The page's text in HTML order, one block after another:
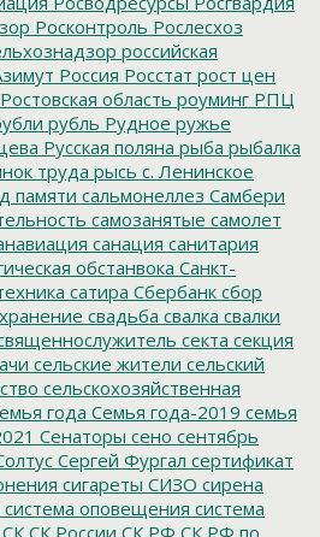
Росконтроль Рослесхоз
российская
Россия Росстат рост цен
Ростовская область роуминг РПЦ
рубль Рудное ружье
Русская поляна рыба рыбалка
труда рысь с. Ленинское
памяти сальмонеллез Самбери
самозанятые самолет
санация санитария
обстанвока Санкт-
сатира Сбербанк сбор
свадьба свалка свалки
секта секция
сельские жители сельский
сельскохозяйственная
года Семья года-2019 семья
Сенаторы сено сентябрь
Сергей Фургал сертификат
сигареты СИЗО сирена
система оповещения система
СК СК России СК РФ СК РФ по